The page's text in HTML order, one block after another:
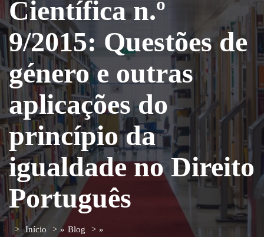
Científica n.º
9/2015: Questões de
género e outras
aplicações do
princípio da
igualdade no Direito
Português
Início » Blog
»